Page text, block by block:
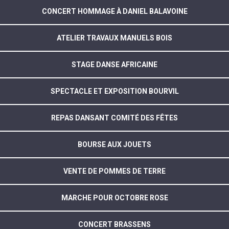
CONCERT HOMMAGE À DANIEL BALAVOINE
ATELIER TRAVAUX MANUELS BOIS
STAGE DANSE AFRICAINE
SPECTACLE ET EXPOSITION BOURVIL
REPAS DANSANT COMITÉ DES FÊTES
BOURSE AUX JOUETS
VENTE DE POMMES DE TERRE
MARCHE POUR OCTOBRE ROSE
CONCERT BRASSENS